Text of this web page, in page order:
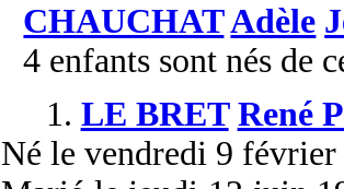
CHAUCHATAdèle
4 enfants sont nés de
1. LE BRET René
Né le vendredi 9 février